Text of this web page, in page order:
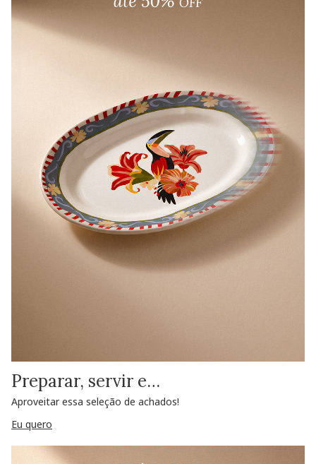
Preparar, servir e…
Aproveitar essa seleção de achados!
Eu quero